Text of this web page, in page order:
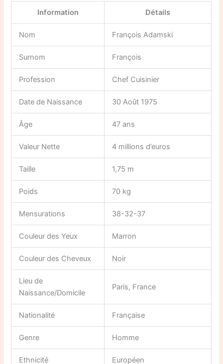
Information Détails
Nom François Adamski
Surnom François
Profession Chef Cuisinier
Date de Naissance 30 Août 1975
Âge 47 ans
Valeur Nette 4 millions d’euros
Taille 1,75 m
Poids 70 kg
Mensurations 38-32-37
Couleur des Yeux Marron
Couleur des Cheveux Noir
Lieu de
Naissance/Domicile
Paris, France
Nationalité Française
Genre Homme
Ethnicité Européen